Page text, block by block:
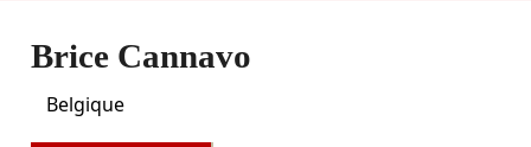
Brice Cannavo
Belgique